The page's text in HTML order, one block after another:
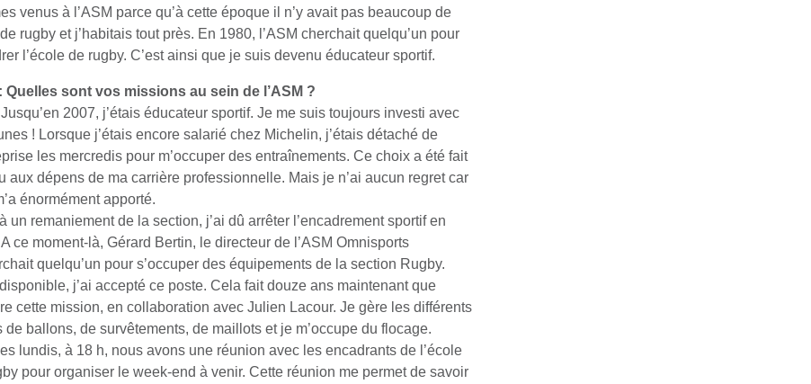
venus à l’ASM parce qu’à cette époque il n’y avait pas beaucoup de
rugby et j’habitais tout près. En 1980, l’ASM cherchait quelqu’un pour
l’école de rugby. C’est ainsi que je suis devenu éducateur sportif.
Quelles sont vos missions au sein de l’ASM ?
Jusqu’en 2007, j’étais éducateur sportif. Je me suis toujours investi avec
! Lorsque j’étais encore salarié chez Michelin, j’étais détaché de
les mercredis pour m’occuper des entraînements. Ce choix a été fait
aux dépens de ma carrière professionnelle. Mais je n’ai aucun regret car
énormément apporté.
un remaniement de la section, j’ai dû arrêter l’encadrement sportif en
ce moment-là, Gérard Bertin, le directeur de l’ASM Omnisports
quelqu’un pour s’occuper des équipements de la section Rugby.
j’ai accepté ce poste. Cela fait douze ans maintenant que
cette mission, en collaboration avec Julien Lacour. Je gère les différents
de ballons, de survêtements, de maillots et je m’occupe du flocage.
lundis, à 18 h, nous avons une réunion avec les encadrants de l’école
pour organiser le week-end à venir. Cette réunion me permet de savoir